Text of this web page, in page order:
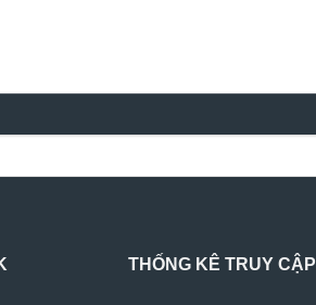
THỐNG KÊ TRUY CẬP